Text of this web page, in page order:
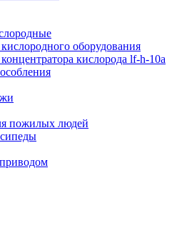
оборудования
кислорода lf-h-10a
пожилых людей